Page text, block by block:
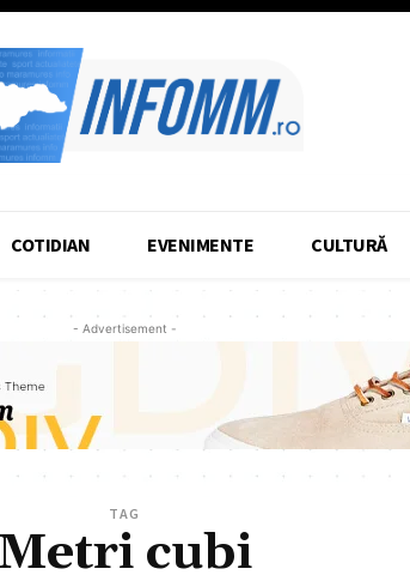
COTIDIAN EVENIMENTE CULTURĂ
- Advertisement -
TAG
cubi